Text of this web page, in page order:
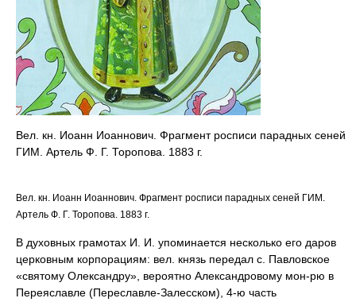
Вел. кн. Иоанн Иоаннович. Фрагмент росписи парадных сеней
ГИМ. Артель Ф. Г. Торопова. 1883 г.
Вел. кн. Иоанн Иоаннович. Фрагмент росписи парадных сеней ГИМ.
Артель Ф. Г. Торопова. 1883 г.
В духовных грамотах И. И. упоминается несколько его даров
церковным корпорациям: вел. князь передал с. Павловское
«святому Олександру», вероятно Александровому мон-рю в
Переяславле (Переславле-Залесском), 4-ю часть